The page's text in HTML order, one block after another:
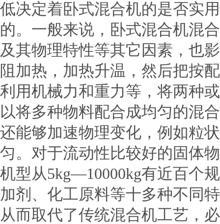
低决定着卧式混合机的是否实
的。一般来说，卧式混合机混
及其物理特性等其它因素，也
阻加热，加热升温，然后把按
利用机械力和重力等，将两种
以将多种物料配合成均匀的混
还能够加速物理变化，例如粒
匀。对于流动性比较好的固体
机型从5kg—10000kg有近百个
加剂、化工原料等十多种不同
从而取代了传统混合机工艺，